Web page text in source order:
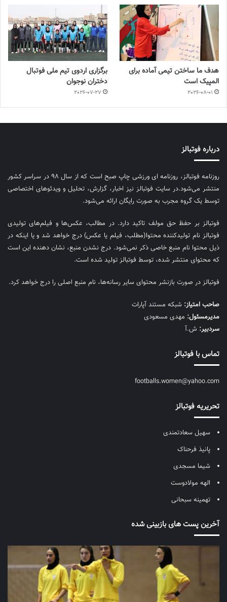
هدف ما ساختن تیمی آماده برای
المپیک است
2026-08-01
برگزاری اردوی تیم ملی فوتبال
دختران نوجوان
2026-07-27
درباره فوتبالز
روزنامه فوتبالز، روزنامه ای ورزشی چاپ صبح است که از سال ۹۸ در سراسر کشور
منتشر می‌شود.در سایت فوتبالز نیز اخبار، گزارش، تحلیل و ویدئوهای اختصاصی
توسط یک گروه مجرب به صورت رایگان ارائه می‌شود.
فوتبالز بر حفظ حق مولف تاکید دارد. در مطالب، عکس‌ها و فیلم‌های تولیدی
فوتبالز نام تولیدکننده محتوا(مطلب، فیلم یا عکس) درج خواهد شد و یا اینکه در
ذیل محتوا نام منبع خاصی ذکر نمی‌‎شود. درج نشدن منبع، نشان دهنده این است
که محتوای منتشر شده، توسط فوتبالز تولید شده است.
فوتبالز در صورت بازنشر محتوای سایر رسانه‌ها، نام منبع اصلی را درج خواهد کرد.
صاحب امتیاز: شبکه مستند آپارات
مديرمسئول: مهدی مسعودی
سردبیر: ش.آ
تماس با فوتبالز
footballs.women@yahoo.com
تحریریه فوتبالز
سهیل سعادتمندی
پانیذ فرحناک
شیما مسجدی
الهه مولادوست
تهمینه سبحانی
آخرین پست های بازبینی شده